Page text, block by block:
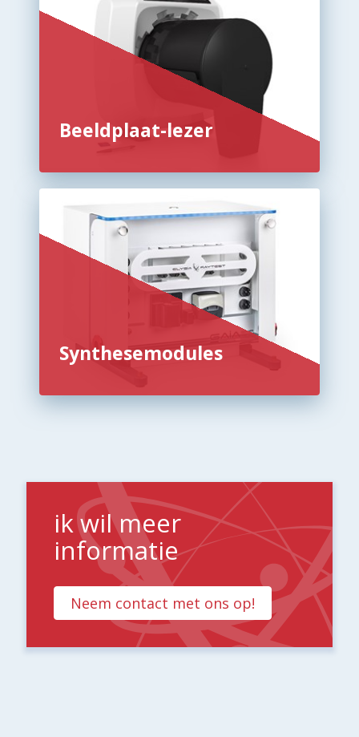
Beeldplaat-lezer
Synthesemodules
ik wil meer
informatie
Neem contact met ons op!